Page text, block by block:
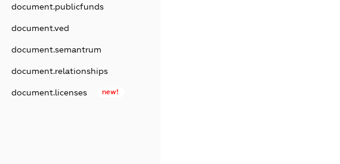
document.publicfunds
document.ved
document.semantrum
document.relationships
document.licenses new!